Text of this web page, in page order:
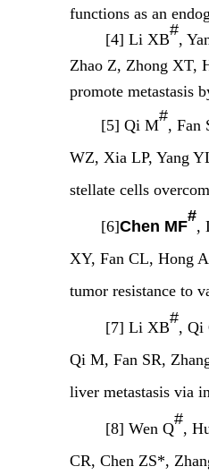
functions as an
[4] Li XB
#
,
Zhao Z, Zhong XT,
promote metastasis
[5] Qi M
#
, Fan
WZ, Xia LP, Yang
stellate cells
[6]Chen MF
#
,
XY, Fan CL, Hong
tumor resistance to
[7] Li XB
#
, Qi
Qi M, Fan SR,
liver metastasis via
[8] Wen Q
#
,
CR, Chen ZS*,